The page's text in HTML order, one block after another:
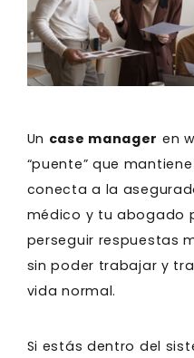
Un case manager en
“puente” que
conecta a la
médico y tu abogado
perseguir respuestas
sin poder trabajar y
vida normal.
Si estás dentro del